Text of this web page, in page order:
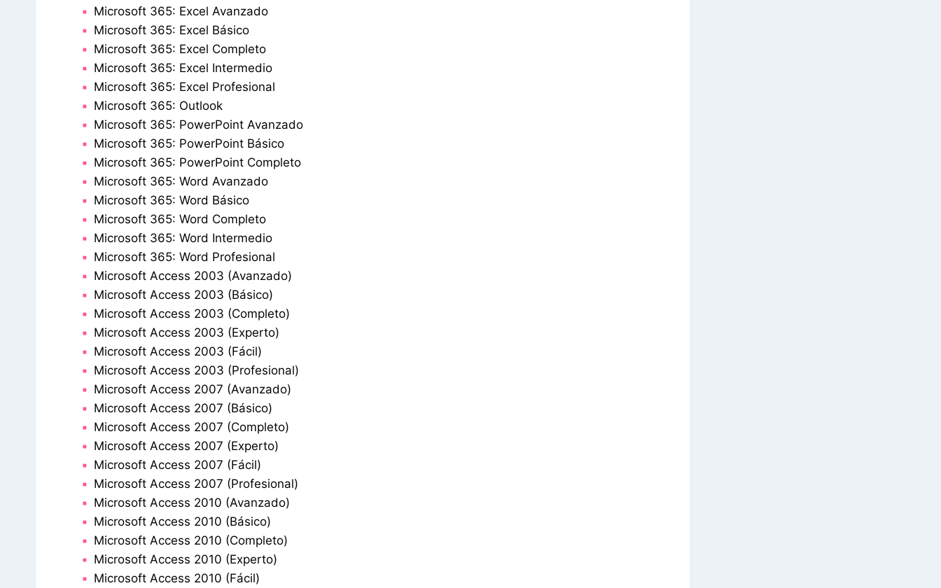
Microsoft 365: Excel Avanzado
Microsoft 365: Excel Básico
Microsoft 365: Excel Completo
Microsoft 365: Excel Intermedio
Microsoft 365: Excel Profesional
Microsoft 365: Outlook
Microsoft 365: PowerPoint Avanzado
Microsoft 365: PowerPoint Básico
Microsoft 365: PowerPoint Completo
Microsoft 365: Word Avanzado
Microsoft 365: Word Básico
Microsoft 365: Word Completo
Microsoft 365: Word Intermedio
Microsoft 365: Word Profesional
Microsoft Access 2003 (Avanzado)
Microsoft Access 2003 (Básico)
Microsoft Access 2003 (Completo)
Microsoft Access 2003 (Experto)
Microsoft Access 2003 (Fácil)
Microsoft Access 2003 (Profesional)
Microsoft Access 2007 (Avanzado)
Microsoft Access 2007 (Básico)
Microsoft Access 2007 (Completo)
Microsoft Access 2007 (Experto)
Microsoft Access 2007 (Fácil)
Microsoft Access 2007 (Profesional)
Microsoft Access 2010 (Avanzado)
Microsoft Access 2010 (Básico)
Microsoft Access 2010 (Completo)
Microsoft Access 2010 (Experto)
Microsoft Access 2010 (Fácil)